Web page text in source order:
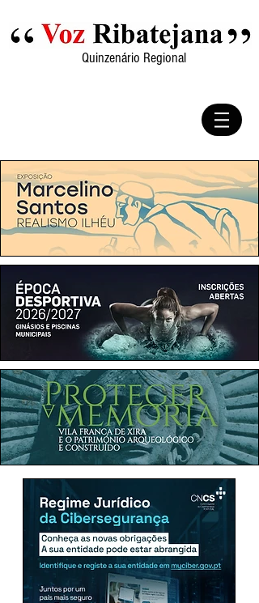
Quinzenário Regional